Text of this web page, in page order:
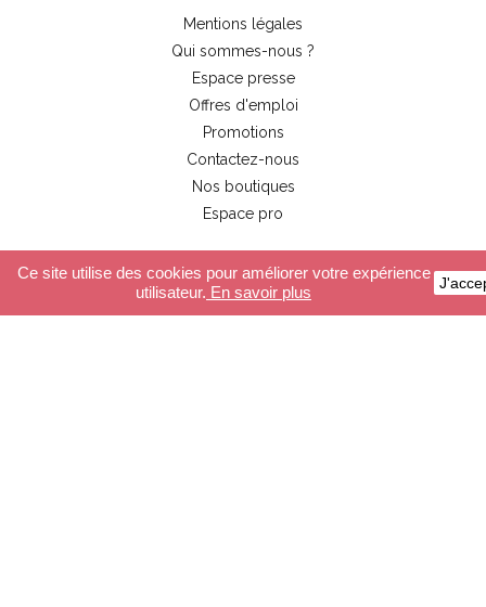
Mentions légales
Qui sommes-nous ?
Espace presse
Offres d'emploi
Promotions
Contactez-nous
Nos boutiques
Espace pro
Service Client
Ce site utilise des cookies pour améliorer votre expérience
utilisateur. En savoir plus